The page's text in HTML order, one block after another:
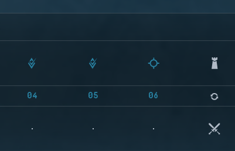
04 05 06